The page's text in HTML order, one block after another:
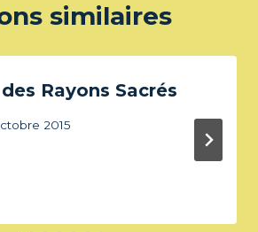
similaires
Rayons Sacrés
2015